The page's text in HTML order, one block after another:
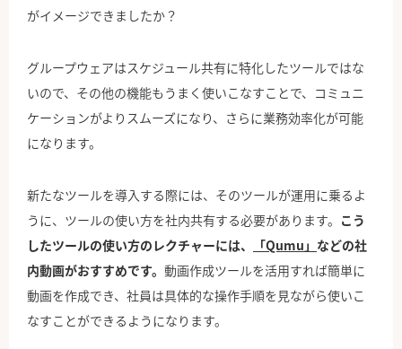
がイメージできましたか？
グループウェアはスケジュール共有に特化したツールではな
いので、その他の機能もうまく使いこなすことで、コミュニ
ケーションがよりスムーズになり、さらに業務効率化が可能
になります。
新たなツールを導入する際には、そのツールが運用に乗るよ
うに、ツールの使い方を社内共有する必要があります。 こう
したツールの使い方のレクチャーには、
「Qumu」 などの社
内動画がおすすめです。 動画作成ツールを活用すれば簡単に
動画を作成でき、社員は具体的な操作手順を見ながら使いこ
なすことができるようになります。